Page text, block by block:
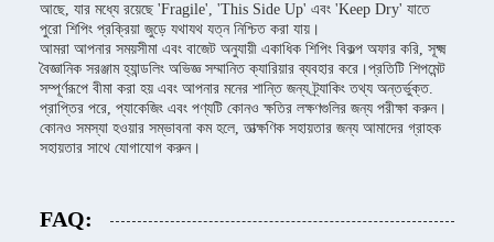
আছে, যার মধ্যে রয়েছে 'Fragile', 'This Side Up' এবং 'Keep Dry' যাতে
পুরো শিপিং প্রক্রিয়া জুড়ে যথাযথ যত্ন নিশ্চিত করা যায়।
আমরা আপনার সময়সীমা এবং বাজেট অনুযায়ী একাধিক শিপিং বিকল্প অফার করি, সূক্ষ্ম
বৈজ্ঞানিক সরঞ্জাম হ্যান্ডলিং অভিজ্ঞ সম্মানিত ক্যারিয়ার ব্যবহার করে।প্রতিটি শিপমেন্ট
সম্পূর্ণরূপে বীমা করা হয় এবং আপনার মনের শান্তি জন্য ট্র্যাকিং তথ্য অন্তর্ভুক্ত.
প্রাপ্তির পরে, প্যাকেজিং এবং পণ্যটি কোনও ক্ষতির লক্ষণগুলির জন্য পরীক্ষা করুন।
কোনও সমস্যা হওয়ার সম্ভাবনা কম হলে, তাত্ক্ষণিক সহায়তার জন্য আমাদের গ্রাহক
সহায়তার সাথে যোগাযোগ করুন।
FAQ: